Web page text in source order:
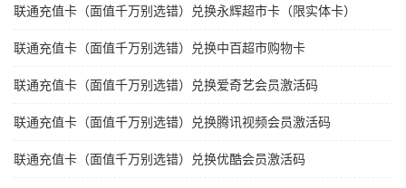
联通充值卡（面值千万别选错）兑换永辉超市卡（限实体卡）
联通充值卡（面值千万别选错）兑换中百超市购物卡
联通充值卡（面值千万别选错）兑换爱奇艺会员激活码
联通充值卡（面值千万别选错）兑换腾讯视频会员激活码
联通充值卡（面值千万别选错）兑换优酷会员激活码